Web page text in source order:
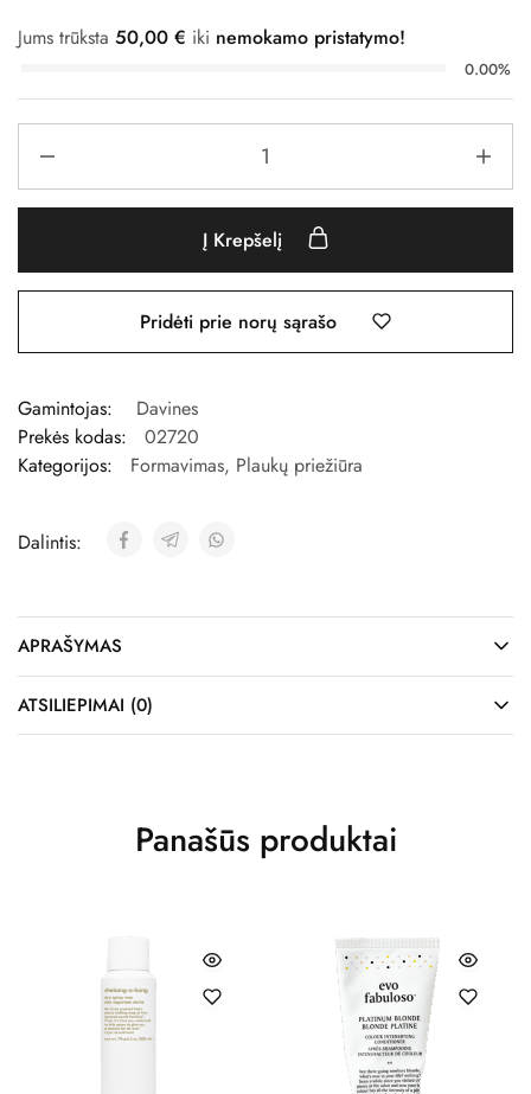
Jums trūksta 50,00 € iki nemokamo pristatymo!
0.00%
Į Krepšelį
Pridėti prie norų sąrašo
Gamintojas:
Davines
Prekės kodas:
02720
Kategorijos:
Formavimas, Plaukų priežiūra
Dalintis:
APRAŠYMAS
ATSILIEPIMAI (0)
Panašūs produktai